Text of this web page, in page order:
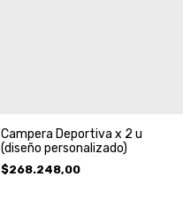
Campera Deportiva x 2 u
(diseño personalizado)
$268.248,00